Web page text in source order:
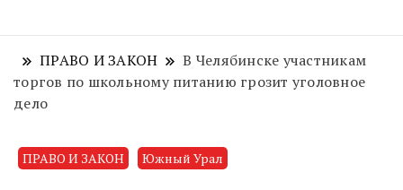
область
ПРАВО И ЗАКОН
В Челябинске участникам
торгов по школьному питанию грозит уголовное
дело
ПРАВО И ЗАКОН Южный Урал